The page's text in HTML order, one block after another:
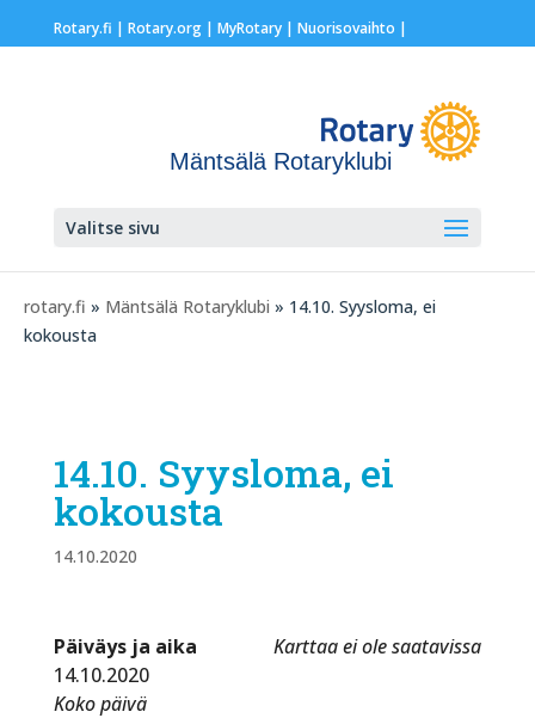
Rotary.fi | Rotary.org| MyRotary | Nuorisovaihto |
Mäntsälä Rotaryklubi
Valitse sivu
rotary.fi » Mäntsälä Rotaryklubi » 14.10. Syysloma, ei
kokousta
14.10. Syysloma, ei
kokousta
14.10.2020
Karttaa ei ole saatavissa
Päiväys ja aika
14.10.2020
Koko päivä